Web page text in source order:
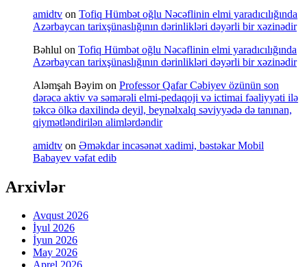
amidtv on Tofiq Hümbət oğlu Nəcəflinin elmi yaradıcılığında
Azərbaycan tarixşünaslığının dərinlikləri dəyərli bir xəzinədir
Bəhlul on Tofiq Hümbət oğlu Nəcəflinin elmi yaradıcılığında
Azərbaycan tarixşünaslığının dərinlikləri dəyərli bir xəzinədir
Aləmşah Bəyim on Professor Qafar Cəbiyev özünün son
dərəcə aktiv və səmərəli elmi-pedaqoji və ictimai fəaliyyəti ilə
təkcə ölkə daxilində deyil, beynəlxalq səviyyədə də tanınan,
qiymətləndirilən alimlərdəndir
amidtv on Əməkdar incəsənət xadimi, bəstəkar Mobil
Babayev vəfat edib
Arxivlər
Avqust 2026
İyul 2026
İyun 2026
May 2026